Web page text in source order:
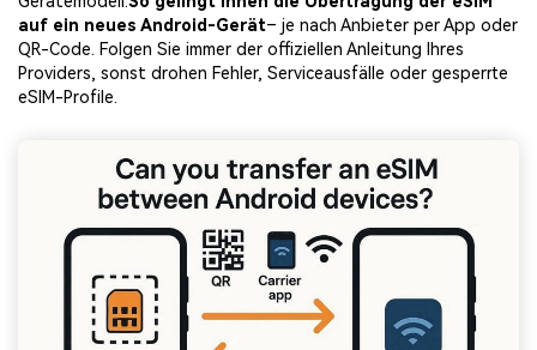
auf ein neues Android-Gerät– je nach Anbieter per App oder
QR-Code. Folgen Sie immer der offiziellen Anleitung Ihres
Providers, sonst drohen Fehler, Serviceausfälle oder gesperrte
eSIM-Profile.